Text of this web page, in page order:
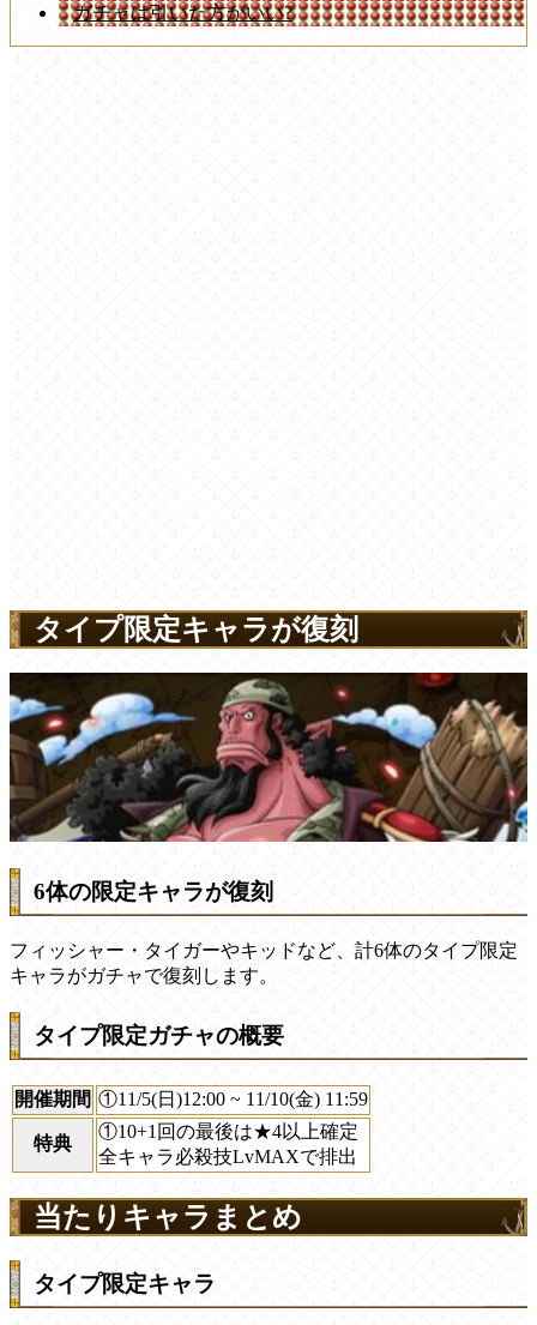
ガチャは引いた方がいい?
タイプ限定キャラが復刻
6体の限定キャラが復刻
フィッシャー・タイガーやキッドなど、計6体のタイプ限定
キャラがガチャで復刻します。
タイプ限定ガチャの概要
開催期間 ①11/5(日)12:00 ~ 11/10(金) 11:59
特典
①10+1回の最後は★4以上確定
全キャラ必殺技LvMAXで排出
当たりキャラまとめ
タイプ限定キャラ